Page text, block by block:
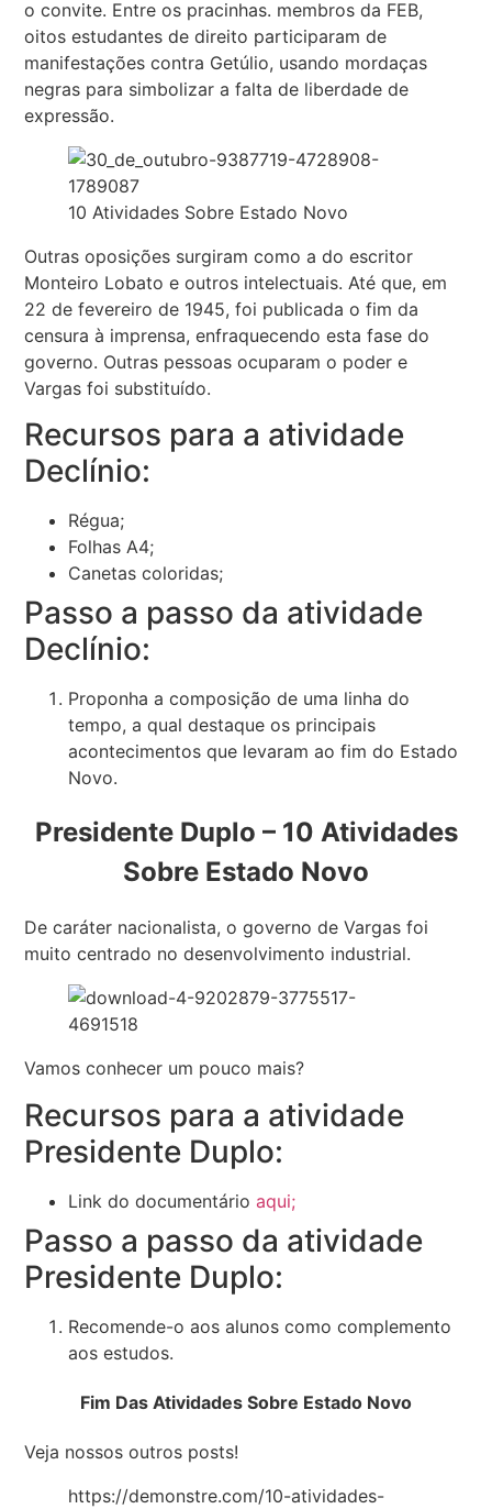
o convite. Entre os pracinhas. membros da FEB,
oitos estudantes de direito participaram de
manifestações contra Getúlio, usando mordaças
negras para simbolizar a falta de liberdade de
expressão.
10 Atividades Sobre Estado Novo
Outras oposições surgiram como a do escritor
Monteiro Lobato e outros intelectuais. Até que, em
22 de fevereiro de 1945, foi publicada o fim da
censura à imprensa, enfraquecendo esta fase do
governo. Outras pessoas ocuparam o poder e
Vargas foi substituído.
Recursos para a atividade
Declínio:
Régua;
Folhas A4;
Canetas coloridas;
Passo a passo da atividade
Declínio:
Proponha a composição de uma linha do
tempo, a qual destaque os principais
acontecimentos que levaram ao fim do Estado
Novo.
Presidente Duplo – 10 Atividades
Sobre Estado Novo
De caráter nacionalista, o governo de Vargas foi
muito centrado no desenvolvimento industrial.
Vamos conhecer um pouco mais?
Recursos para a atividade
Presidente Duplo:
Link do documentárioaqui;
Passo a passo da atividade
Presidente Duplo:
Recomende-o aos alunos como complemento
aos estudos.
Fim Das Atividades Sobre Estado Novo
Veja nossos outros posts!
https://demonstre.com/10-atividades-